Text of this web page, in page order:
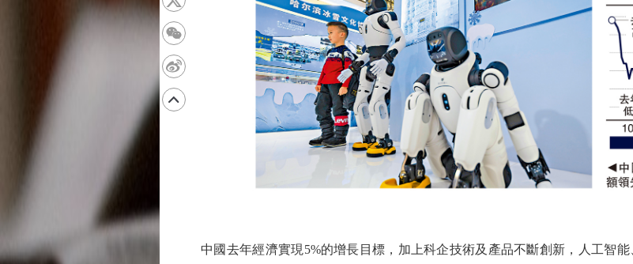
中國去年經濟實現5%的增長目標，加上科企技術及產品不斷創新，人工智能